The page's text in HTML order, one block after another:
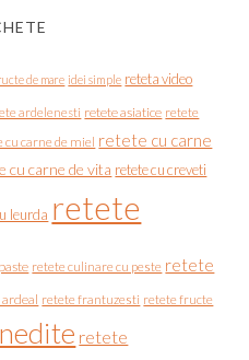
de mare idei simple reteta video
ardelenesti retete asiatice retete
cu carne de miel retete cu carne
cu carne de vita retete cu creveti
leurda retete
retete culinare cu peste retete
retete frantuzesti retete fructe
retete